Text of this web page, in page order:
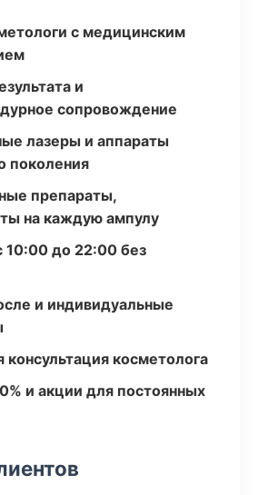
с медицинским
и
сопровождение
лазеры и аппараты
поколения
препараты,
на каждую ампулу
10:00 до 22:00 без
и индивидуальные
консультация косметолога
и акции для постоянных